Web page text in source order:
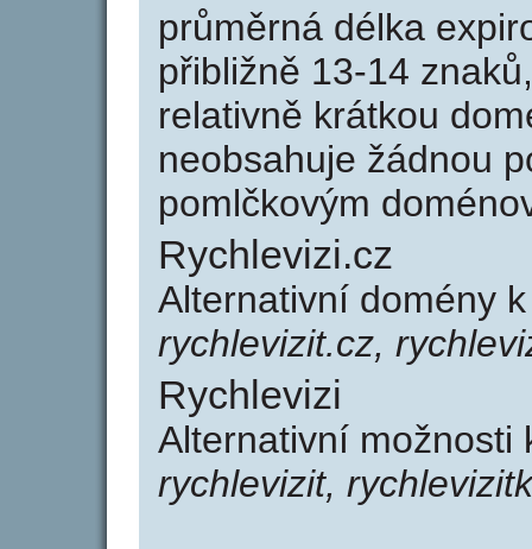
průměrná délka
přibližně 13-14
relativně krátkou
neobsahuje žádnou
pomlčkovým
Rychlevizi.cz
Alternativní domény
rychlevizit.cz,
Rychlevizi
Alternativní možnosti
rychlevizit, rychlevizitk